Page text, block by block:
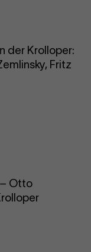
der Krolloper:
Fritz
– Otto